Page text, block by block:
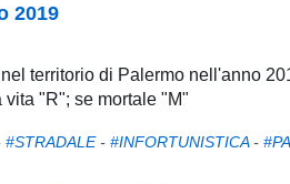
2019
territorio di Palermo nell'anno
"R"; se mortale "M"
#STRADALE-#INFORTUNISTICA-